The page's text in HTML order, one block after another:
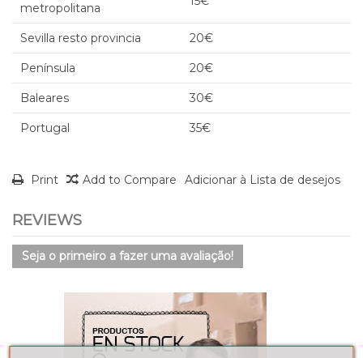
metropolitana
Sevilla resto provincia 20€
Península 20€
Baleares 30€
Portugal 35€
Print Add to Compare Adicionar à Lista de desejos
REVIEWS
Seja o primeiro a fazer uma avaliação!